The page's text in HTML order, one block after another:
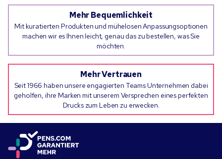
Mehr Bequemlichkeit
Mit kuratierten Produkten und mühelosen Anpassungsoptionen
machen wir es Ihnen leicht, genau das zu bestellen, was Sie
möchten.
Mehr Vertrauen
Seit 1966 haben unsere engagierten Teams Unternehmen dabei
geholfen, ihre Marken mit unserem Versprechen eines perfekten
Drucks zum Leben zu erwecken.